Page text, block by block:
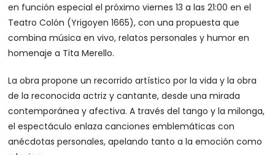
en función especial el próximo viernes 13 a las 21:00 en el
Teatro Colón (Yrigoyen 1665), con una propuesta que
combina música en vivo, relatos personales y humor en
homenaje a Tita Merello.
La obra propone un recorrido artístico por la vida y la obra
de la reconocida actriz y cantante, desde una mirada
contemporánea y afectiva. A través del tango y la milonga,
el espectáculo enlaza canciones emblemáticas con
anécdotas personales, apelando tanto a la emoción como